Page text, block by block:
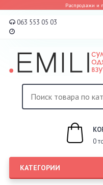
Распродажи и
063 553 05 03
0
КАТЕГОРИИ